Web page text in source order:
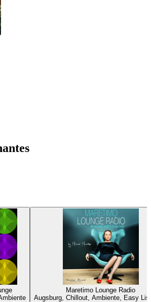
Maretimo Lounge Radio
Augsburg, Chillout, Ambiente, Easy